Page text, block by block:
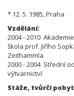
* 12. 5. 1985, Praha
Vzdělání:
2004 - 2010
škola prof. Jiřího
Zeithammla
2000 - 2004 Střední
výtvarnictví
Stáže, tvůrčí